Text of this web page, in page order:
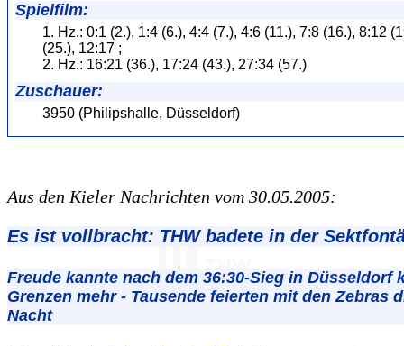
Spielfilm:
1. Hz.: 0:1 (2.), 1:4 (6.), 4:4 (7.), 4:6 (11.), 7:8 (16.), 8:12
(25.), 12:17 ;
2. Hz.: 16:21 (36.), 17:24 (43.), 27:34 (57.)
Zuschauer:
3950 (Philipshalle, Düsseldorf)
Aus den Kieler Nachrichten vom 30.05.2005:
Es ist vollbracht: THW badete in der
Freude kannte nach dem 36:30-Sieg in Düsseldorf
Grenzen mehr - Tausende feierten mit den Zebras
Nacht